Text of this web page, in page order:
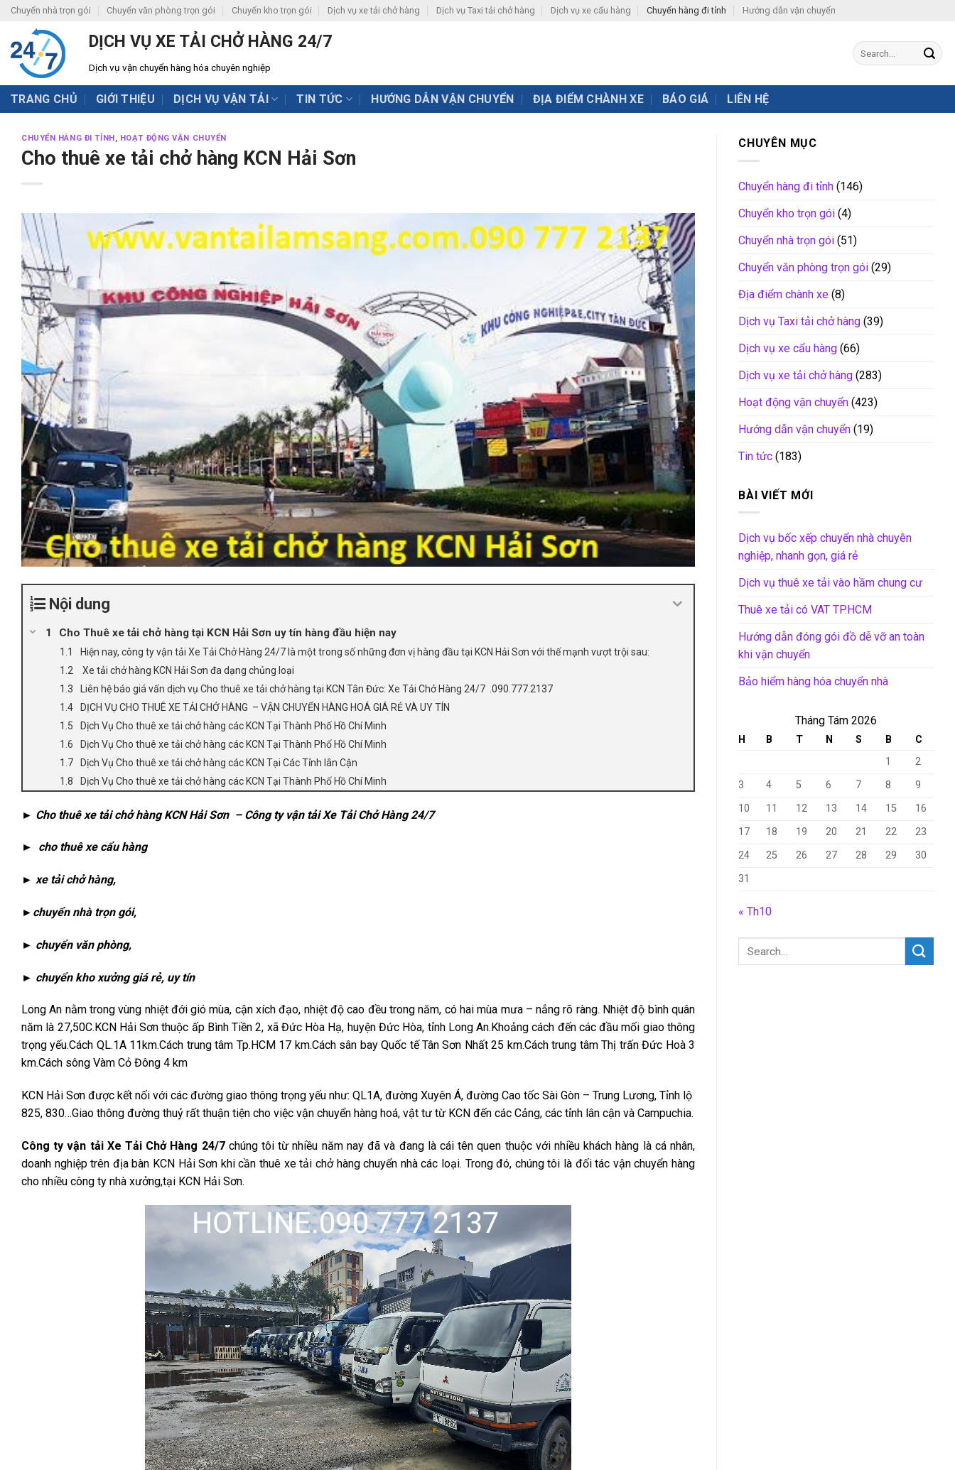
Skip
content
Chuyển nhà trọn gói Chuyển văn phòng trọn gói Chuyển kho trọn gói Dịch vụ xe tải chở hàng Dịch vụ Taxi tải chở hàng Dịch vụ xe cẩu hàng Chuyển hàng đi tỉnh Hướng dẫn vận chuyển
DỊCH VỤ XE TẢI CHỞ HÀNG 24/7
Dịch vụ vận chuyển hàng hóa chuyên nghiệp
TRANG CHỦ GIỚI THIỆU DỊCH VỤ VẬN TẢI TIN TỨC HƯỚNG DẪN VẬN CHUYỂN ĐỊA ĐIỂM CHÀNH XE BÁO GIÁ LIÊN HỆ
CHUYỂN HÀNG ĐI TỈNH, HOẠT ĐỘNG VẬN CHUYỂN
Cho thuê xe tải chở hàng KCN Hải Sơn
Nội dung
Cho Thuê xe tải chở hàng tại KCN Hải Sơn uy tín hàng đầu hiện nay
Hiện nay, công ty vận tải Xe Tải Chở Hàng 24/7 là một trong số những đơn vị hàng đầu tại KCN Hải Sơn với thế mạnh vượt trội sau:
Xe tải chở hàng KCN Hải Sơn đa dạng chủng loại
Liên hệ báo giá vấn dịch vụ Cho thuê xe tải chở hàng tại KCN Tân Đức: Xe Tải Chở Hàng 24/7 .090.777.2137
DỊCH VỤ CHO THUÊ XE TẢI CHỞ HÀNG – VẬN CHUYỂN HÀNG HOÁ GIÁ RẺ VÀ UY TÍN
Dịch Vụ Cho thuê xe tải chở hàng các KCN Tại Thành Phố Hồ Chí Minh
Dịch Vụ Cho thuê xe tải chở hàng các KCN Tại Thành Phố Hồ Chí Minh
Dịch Vụ Cho thuê xe tải chở hàng các KCN Tại Các Tỉnh lân Cận
Dịch Vụ Cho thuê xe tải chở hàng các KCN Tại Thành Phố Hồ Chí Minh
► Cho thuê xe tải chở hàng KCN Hải Sơn – Công ty vận tải Xe Tải Chở Hàng 24/7
► cho thuê xe cẩu hàng
► xe tải chở hàng,
►chuyển nhà trọn gói,
► chuyển văn phòng,
► chuyển kho xưởng giá rẻ, uy tín
Long An nằm trong vùng nhiệt đới gió mùa, cận xích đạo, nhiệt độ cao đều trong năm, có hai mùa mưa – nắng rõ ràng. Nhiệt độ bình quân
năm là 27,50C.KCN Hải Sơn thuộc ấp Bình Tiền 2, xã Đức Hòa Hạ, huyện Đức Hòa, tỉnh Long An.Khoảng cách đến các đầu mối giao thông
trọng yếu.Cách QL.1A 11km.Cách trung tâm Tp.HCM 17 km.Cách sân bay Quốc tế Tân Sơn Nhất 25 km.Cách trung tâm Thị trấn Đức Hoà 3
km.Cách sông Vàm Cỏ Đông 4 km
KCN Hải Sơn được kết nối với các đường giao thông trọng yếu như: QL1A, đường Xuyên Á, đường Cao tốc Sài Gòn – Trung Lương, Tỉnh lộ
825, 830…Giao thông đường thuỷ rất thuận tiện cho việc vận chuyển hàng hoá, vật tư từ KCN đến các Cảng, các tỉnh lân cận và Campuchia.
Công ty vận tải Xe Tải Chở Hàng 24/7chúng tôi từ nhiều năm nay đã và đang là cái tên quen thuộc với nhiều khách hàng là cá nhân,
doanh nghiệp trên địa bàn KCN Hải Sơn khi cần thuê xe tải chở hàng chuyển nhà các loại. Trong đó, chúng tôi là đối tác vận chuyển hàng
cho nhiều công ty nhà xưởng,tại KCN Hải Sơn.
CHUYÊN MỤC
Chuyển hàng đi tỉnh (146)
Chuyển kho trọn gói (4)
Chuyển nhà trọn gói (51)
Chuyển văn phòng trọn gói (29)
Địa điểm chành xe (8)
Dịch vụ Taxi tải chở hàng (39)
Dịch vụ xe cẩu hàng (66)
Dịch vụ xe tải chở hàng (283)
Hoạt động vận chuyển (423)
Hướng dẫn vận chuyển (19)
Tin tức (183)
BÀI VIẾT MỚI
Dịch vụ bốc xếp chuyển nhà chuyên
nghiệp, nhanh gọn, giá rẻ
Dịch vụ thuê xe tải vào hầm chung cư
Thuê xe tải có VAT TP.HCM
Hướng dẫn đóng gói đồ dễ vỡ an toàn
khi vận chuyển
Bảo hiểm hàng hóa chuyển nhà
Tháng Tám 2026
H B T N S B
C
1
2
3
4 5 6 7 8
9
10
11 12 13 14 15
16
17
18 19 20 21 22
23
24
25 26 27 28 29
30
31
« Th10